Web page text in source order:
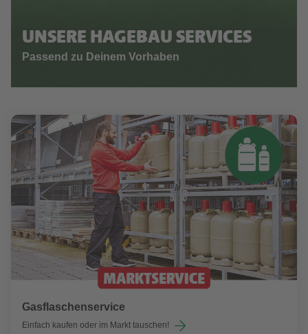
UNSERE HAGEBAU SERVICES
Passend zu Deinem Vorhaben
Gasflaschenservice
Einfach kaufen oder im Markt tauschen!